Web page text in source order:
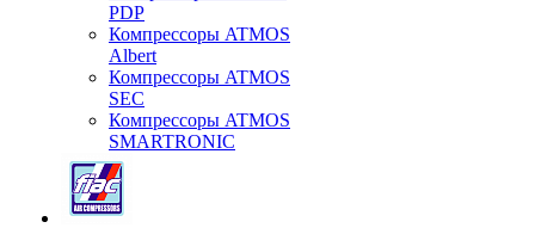
PDP
Компрессоры ATMOS
Albert
Компрессоры ATMOS
SEC
Компрессоры ATMOS
SMARTRONIC